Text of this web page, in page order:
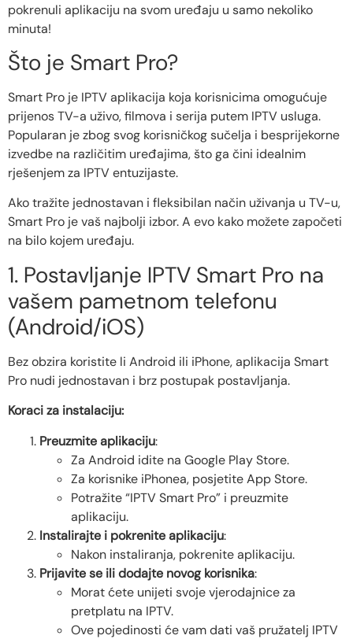
pokrenuli aplikaciju na svom uređaju u samo nekoliko
minuta!
Što je Smart Pro?
Smart Pro je IPTV aplikacija koja korisnicima omogućuje
prijenos TV-a uživo, filmova i serija putem IPTV usluga.
Popularan je zbog svog korisničkog sučelja i besprijekorne
izvedbe na različitim uređajima, što ga čini idealnim
rješenjem za IPTV entuzijaste.
Ako tražite jednostavan i fleksibilan način uživanja u TV-u,
Smart Pro je vaš najbolji izbor. A evo kako možete započeti
na bilo kojem uređaju.
1. Postavljanje IPTV Smart Pro na
vašem pametnom telefonu
(Android/iOS)
Bez obzira koristite li Android ili iPhone, aplikacija Smart
Pro nudi jednostavan i brz postupak postavljanja.
Koraci za instalaciju:
Preuzmite aplikaciju:
Za Android idite na Google Play Store.
Za korisnike iPhonea, posjetite App Store.
Potražite “IPTV Smart Pro” i preuzmite
aplikaciju.
Instalirajte i pokrenite aplikaciju:
Nakon instaliranja, pokrenite aplikaciju.
Prijavite se ili dodajte novog korisnika:
Morat ćete unijeti svoje vjerodajnice za
pretplatu na IPTV.
Ove pojedinosti će vam dati vaš pružatelj IPTV